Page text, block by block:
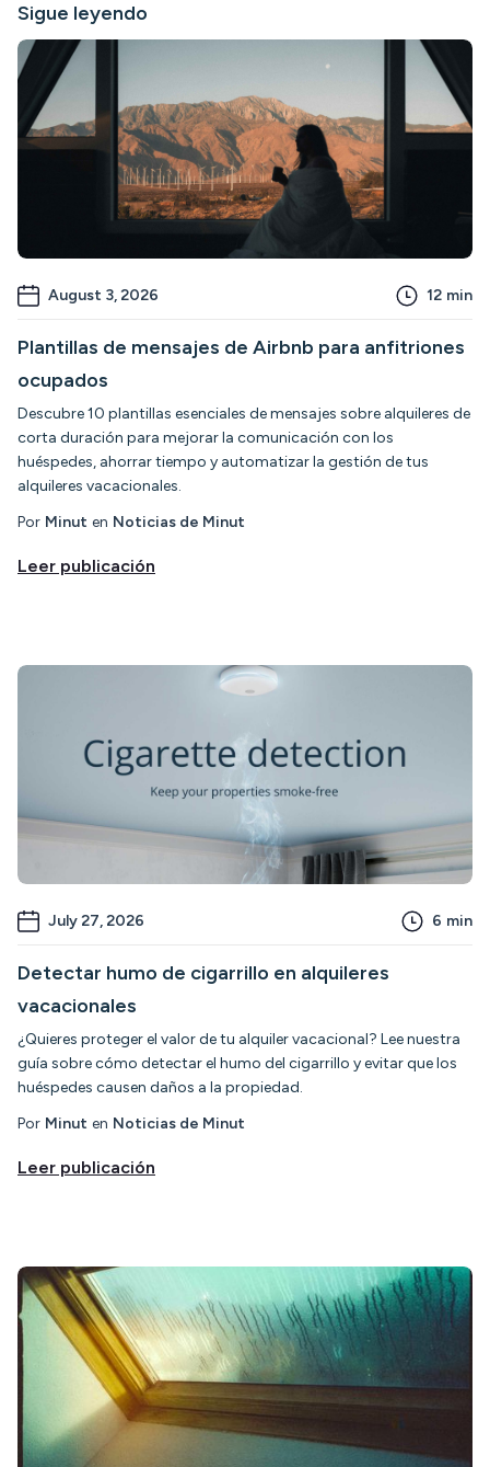
Sigue leyendo
August 3, 2026 12 min
Plantillas de mensajes de Airbnb para anfitriones
ocupados
Descubre 10 plantillas esenciales de mensajes sobre alquileres de
corta duración para mejorar la comunicación con los
huéspedes, ahorrar tiempo y automatizar la gestión de tus
alquileres vacacionales.
Por Minut en Noticias de Minut
Leer publicación
July 27, 2026 6 min
Detectar humo de cigarrillo en alquileres
vacacionales
¿Quieres proteger el valor de tu alquiler vacacional? Lee nuestra
guía sobre cómo detectar el humo del cigarrillo y evitar que los
huéspedes causen daños a la propiedad.
Por Minut en Noticias de Minut
Leer publicación